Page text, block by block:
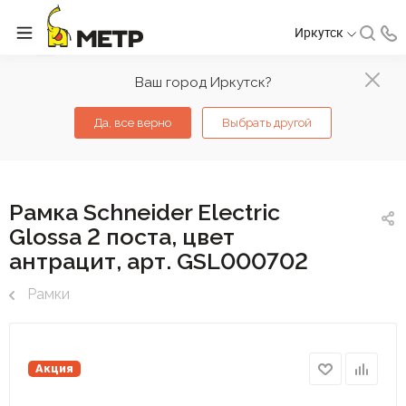
Ваш город Иркутск?
Да, все верно Выбрать другой
Иркутск
Рамка Schneider Electric
Glossa 2 поста, цвет
антрацит, арт. GSL000702
Рамки
Акция